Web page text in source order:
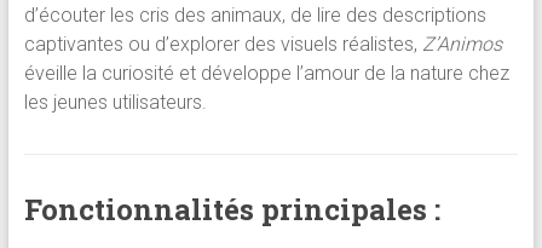
d’écouter les cris des animaux, de lire des descriptions
captivantes ou d’explorer des visuels réalistes, Z’Animos
éveille la curiosité et développe l’amour de la nature chez
les jeunes utilisateurs.
Fonctionnalités principales :